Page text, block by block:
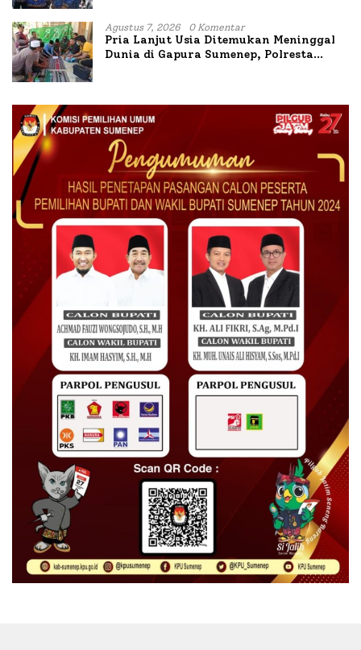
Agustus 7, 2026 0 Komentar
Pria Lanjut Usia Ditemukan Meninggal
Dunia di Gapura Sumenep, Polresta